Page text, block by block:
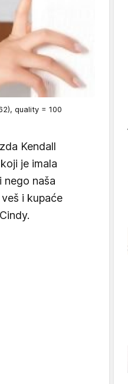
quality = 100
Kendall
je imala
nego naša
i kupaće